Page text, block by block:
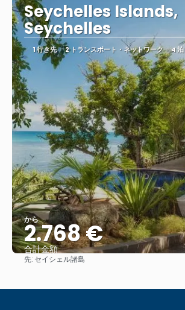
Seychelles Islands,
Seychelles
1 行き先 2 トランスポート・ネットワーク 4 泊
から
2.768 €
合計金額
先:セイシェル諸島